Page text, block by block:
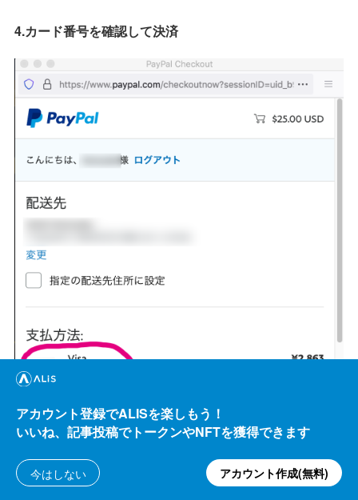
4.カード番号を確認して決済
アカウント登録でALISを楽しもう！
いいね、記事投稿でトークンやNFTを獲得できます
今はしない アカウント作成(無料)